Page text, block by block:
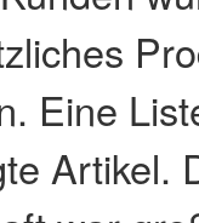
Eine
Artikel.